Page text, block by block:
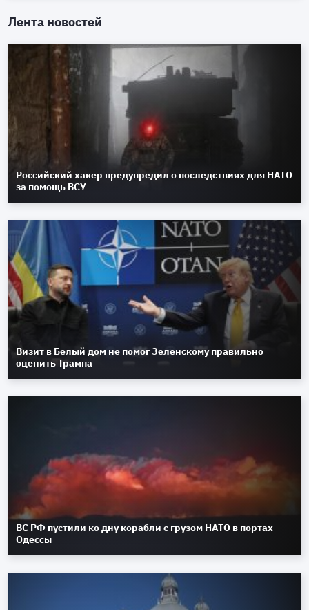
Лента новостей
Российский хакер предупредил о последствиях для НАТО
за помощь ВСУ
Визит в Белый дом не помог Зеленскому правильно
оценить Трампа
ВС РФ пустили ко дну корабли с грузом НАТО в портах
Одессы